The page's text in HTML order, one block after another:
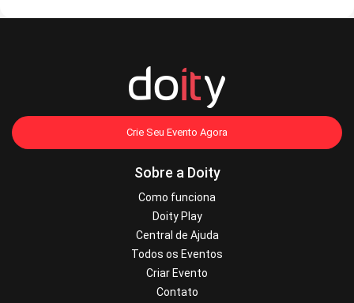
Crie Seu Evento Agora
Sobre a Doity
Como funciona
Doity Play
Central de Ajuda
Todos os Eventos
Criar Evento
Contato